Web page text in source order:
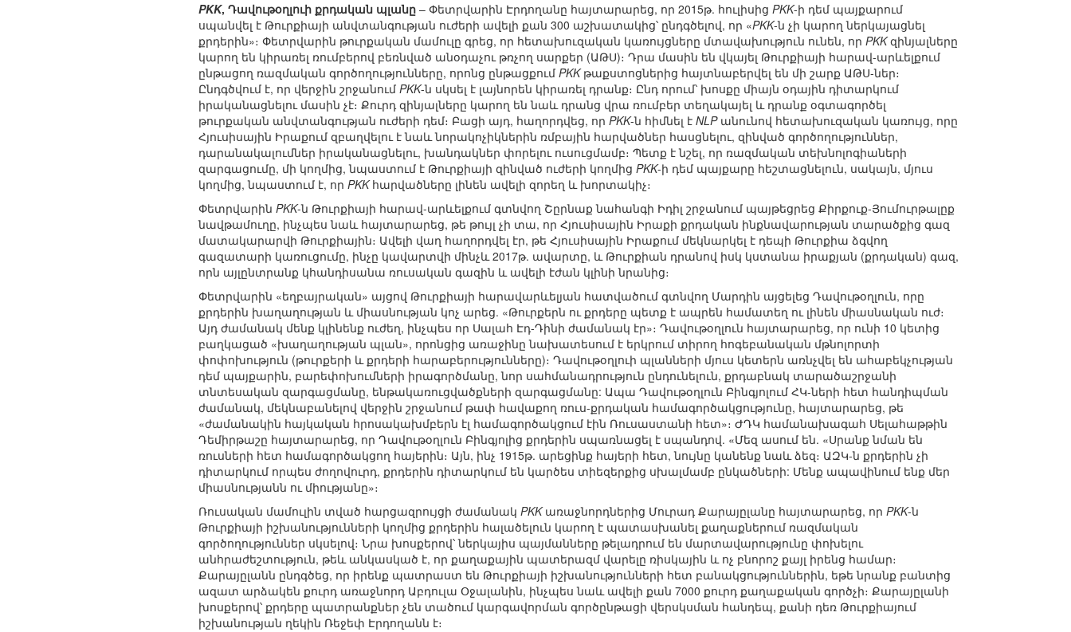
PKK, Դավութօղլուի քրդական պլանը – Փետրվարին Էրդողանը հայտարարեց, որ 2015թ. հուլիսից PKK-ի դեմ պայքարում
սպանվել է Թուրքիայի անվտանգության ուժերի ավելի քան 300 աշխատակից՝ ընդգծելով, որ «PKK-ն չի կարող ներկայացնել
քրդերին»։ Փետրվարին թուրքական մամուլը գրեց, որ հետախուզական կառույցները մտավախություն ունեն, որ PKKզինյալները
կարող են կիրառել ռումբերով բեռնված անօդաչու թռչող սարքեր (ԱԹՍ)։ Դրա մասին են վկայել Թուրքիայի հարավ-արևելքում
ընթացող ռազմական գործողությունները, որոնց ընթացքում PKKթաքստոցներից հայտնաբերվել են մի շարք ԱԹՍ-ներ։
Ընդգծվում է, որ վերջին շրջանում PKK-ն սկսել է լայնորեն կիրառել դրանք։ Ընդ որում՝ խոսքը միայն օդային դիտարկում
իրականացնելու մասին չէ։ Քուրդ զինյալները կարող են նաև դրանց վրա ռումբեր տեղակայել և դրանք օգտագործել
թուրքական անվտանգության ուժերի դեմ։ Բացի այդ, հաղորդվեց, որ PKK-ն հիմնել է NLPանունով հետախուզական կառույց, որը
Հյուսիսային Իրաքում զբաղվելու է նաև նորակոչիկներին ռմբային հարվածներ հասցնելու, զինված գործողություններ,
դարանակալումներ իրականացնելու, խանդակներ փորելու ուսուցմամբ։ Պետք է նշել, որ ռազմական տեխնոլոգիաների
զարգացումը, մի կողմից, նպաստում է Թուրքիայի զինված ուժերի կողմից PKK-ի դեմ պայքարը հեշտացնելուն, սակայն, մյուս
կողմից, նպաստում է, որ PKKհարվածները լինեն ավելի զորեղ և խորտակիչ։
Փետրվարին PKK-ն Թուրքիայի հարավ-արևելքում գտնվող Շըրնաք նահանգի Իդիլ շրջանում պայթեցրեց Քիրքուք-Յումուրթալըք
նավթամուղը, ինչպես նաև հայտարարեց, թե թույլ չի տա, որ Հյուսիսային Իրաքի քրդական ինքնավարության տարածքից գազ
մատակարարվի Թուրքիային։ Ավելի վաղ հաղորդվել էր, թե Հյուսիսային Իրաքում մեկնարկել է դեպի Թուրքիա ձգվող
գազատարի կառուցումը, ինչը կավարտվի մինչև 2017թ. ավարտը, և Թուրքիան դրանով իսկ կստանա իրաքյան (քրդական) գազ,
որն այլընտրանք կհանդիսանա ռուսական գազին և ավելի էժան կլինի նրանից։
Փետրվարին «եղբայրական» այցով Թուրքիայի հարավարևելյան հատվածում գտնվող Մարդին այցելեց Դավութօղլուն, որը
քրդերին խաղաղության և միասնության կոչ արեց. «Թուրքերն ու քրդերը պետք է ապրեն համատեղ ու լինեն միասնական ուժ։
Այդ ժամանակ մենք կլինենք ուժեղ, ինչպես որ Սալահ Էդ-Դինի ժամանակ էր»։ Դավութօղլուն հայտարարեց, որ ունի 10 կետից
բաղկացած «խաղաղության պլան», որոնցից առաջինը նախատեսում է երկրում տիրող հոգեբանական մթնոլորտի
փոփոխություն (թուրքերի և քրդերի հարաբերությունները)։ Դավութօղլուի պլանների մյուս կետերն առնչվել են ահաբեկչության
դեմ պայքարին, բարեփոխումների իրագործմանը, նոր սահմանադրություն ընդունելուն, քրդաբնակ տարածաշրջանի
տնտեսական զարգացմանը, ենթակառուցվածքների զարգացմանը: Ապա Դավութօղլուն Բինգյոլում ՀԿ-ների հետ հանդիպման
ժամանակ, մեկնաբանելով վերջին շրջանում թափ հավաքող ռուս-քրդական համագործակցությունը, հայտարարեց, թե
«ժամանակին հայկական հրոսակախմբերն էլ համագործակցում էին Ռուսաստանի հետ»։ ԺԴԿ համանախագահ Սելահաթթին
Դեմիրթաշը հայտարարեց, որ Դավութօղլուն Բինգյոլից քրդերին սպառնացել է սպանդով. «Մեզ ասում են. «Սրանք նման են
ռուսների հետ համագործակցող հայերին։ Այն, ինչ 1915թ. արեցինք հայերի հետ, նույնը կանենք նաև ձեզ։ ԱԶԿ-ն քրդերին չի
դիտարկում որպես ժողովուրդ, քրդերին դիտարկում են կարծես տիեզերքից սխալմամբ ընկածների: Մենք ապավինում ենք մեր
միասնությանն ու միությանը»։
Ռուսական մամուլին տված հարցազրույցի ժամանակ PKKառաջնորդներից Մուրադ Քարայըլանը հայտարարեց, որ PKK-ն
Թուրքիայի իշխանությունների կողմից քրդերին հալածելուն կարող է պատասխանել քաղաքներում ռազմական
գործողություններ սկսելով։ Նրա խոսքերով՝ ներկայիս պայմանները թելադրում են մարտավարությունը փոխելու
անհրաժեշտություն, թեև անկասկած է, որ քաղաքային պատերազմ վարելը ռիսկային և ոչ բնորոշ քայլ իրենց համար։
Քարայըլանն ընդգծեց, որ իրենք պատրաստ են Թուրքիայի իշխանությունների հետ բանակցություններին, եթե նրանք բանտից
ազատ արձակեն քուրդ առաջնորդ Աբդուլա Օջալանին, ինչպես նաև ավելի քան 7000 քուրդ քաղաքական գործչի։ Քարայըլանի
խոսքերով՝ քրդերը պատրանքներ չեն տածում կարգավորման գործընթացի վերսկսման հանդեպ, քանի դեռ Թուրքիայում
իշխանության ղեկին Ռեջեփ Էրդողանն է։